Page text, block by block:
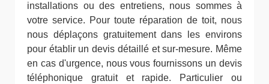
installations ou des entretiens, nous sommes à
votre service. Pour toute réparation de toit, nous
nous déplaçons gratuitement dans les environs
pour établir un devis détaillé et sur-mesure. Même
en cas d'urgence, nous vous fournissons un devis
téléphonique gratuit et rapide. Particulier ou